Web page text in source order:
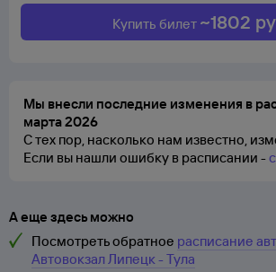
Купить билет ~1802
Мы внесли последние изменения в
марта 2026
С тех пор, насколько нам известно,
Если вы нашли ошибку в расписании -
А еще здесь можно
Посмотреть обратное расписание
Автовокзал Липецк - Тула